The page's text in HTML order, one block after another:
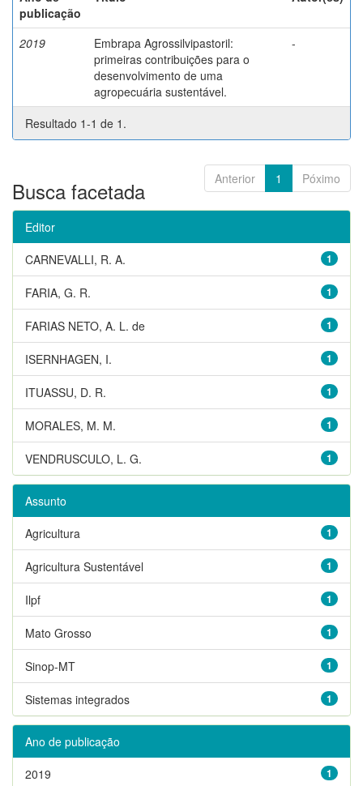
publicação
2019
Embrapa Agrossilvipastoril:
primeiras contribuições para o
desenvolvimento de uma
agropecuária sustentável.
-
Resultado 1-1 de 1.
Anterior 1 Póximo
Busca facetada
Editor
1
CARNEVALLI, R. A.
1
FARIA, G. R.
1
FARIAS NETO, A. L. de
1
ISERNHAGEN, I.
1
ITUASSU, D. R.
1
MORALES, M. M.
1
VENDRUSCULO, L. G.
Assunto
1
Agricultura
1
Agricultura Sustentável
1
Ilpf
1
Mato Grosso
1
Sinop-MT
1
Sistemas integrados
Ano de publicação
1
2019